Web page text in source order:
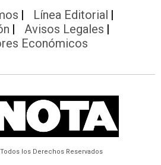
Línea Editorial
Avisos Legales
Económicos
los Derechos Reservados